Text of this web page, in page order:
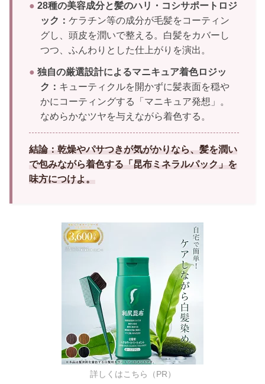
● 28種の美容成分と髪のハリ・コシサポートロジ
ック：ケラチン等の成分が毛髪をコーティン
グし、頭皮を潤いで整える。白髪をカバーし
つつ、ふんわりとした仕上がりを演出。
● 独自の厳選設計によるマニキュア着色ロジッ
ク： キューティクルを開かずに髪表面を穏や
かにコーティングする「マニキュア発想」。
なめらかなツヤを与えながら着色する。
結論：乾燥やパサつきが気がかりなら、髪を潤い
で包みながら着色する「昆布ミネラルパック」を
味方につけよ。
詳しくはこちら（PR）